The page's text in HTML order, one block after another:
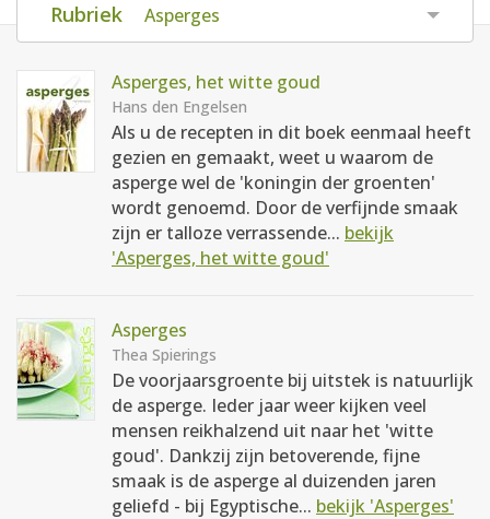
AANMELDEN
RECEPTEN
WEEKMENU'S
KOOKBOEKEN
Rubriek Asperges
Asperges, het witte goud
Hans den Engelsen
Als u de recepten in dit boek eenmaal heeft
gezien en gemaakt, weet u waarom de
asperge wel de 'koningin der groenten'
wordt genoemd. Door de verfijnde smaak
zijn er talloze verrassende... bekijk
'Asperges, het witte goud'
Asperges
Thea Spierings
De voorjaarsgroente bij uitstek is natuurlijk
de asperge. Ieder jaar weer kijken veel
mensen reikhalzend uit naar het 'witte
goud'. Dankzij zijn betoverende, fijne
smaak is de asperge al duizenden jaren
geliefd - bij Egyptische... bekijk 'Asperges'